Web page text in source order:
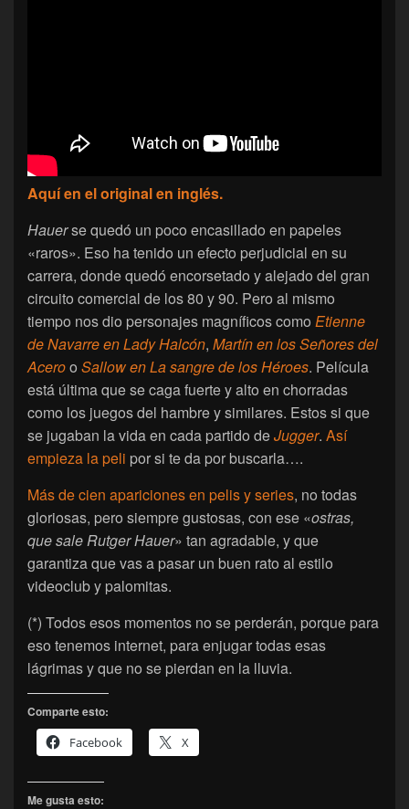
Aquí en el original en inglés.
Hauerse quedó un poco encasillado en papeles
«raros». Eso ha tenido un efecto perjudicial en su
carrera, donde quedó encorsetado y alejado del gran
circuito comercial de los 80 y 90. Pero al mismo
tiempo nos dio personajes magníficos como Etienne
de Navarre en Lady Halcón, Martín en los Señores del
Aceroo Sallow en La sangre de los Héroes. Película
está última que se caga fuerte y alto en chorradas
como los juegos del hambre y similares. Estos si que
se jugaban la vida en cada partido deJugger. Así
empieza la peli por si te da por buscarla….
Más de cien apariciones en pelis y series, no todas
gloriosas, pero siempre gustosas, con ese «ostras,
que sale Rutger Hauer» tan agradable, y que
garantiza que vas a pasar un buen rato al estilo
videoclub y palomitas.
(*) Todos esos momentos no se perderán, porque para
eso tenemos internet, para enjugar todas esas
lágrimas y que no se pierdan en la lluvia.
Comparte esto:
Facebook
X
Me gusta esto: